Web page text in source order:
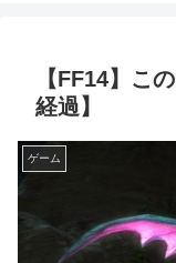
【FF14】こ
経過】
ゲーム